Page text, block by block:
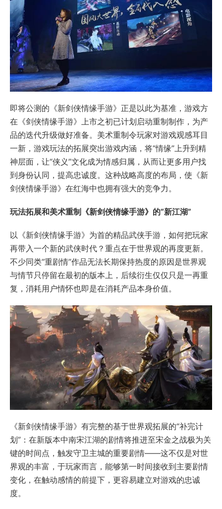
即将公测的《新剑侠情缘手游》正是以此为基准，游戏方
在《剑侠情缘手游》上市之初已计划启动重制制作，为产
品的迭代升级做好准备。美术重制令玩家对游戏观感耳目
一新，游戏玩法的拓展突出游戏内涵，将“情缘”上升到精
神层面，让“侠义”文化成为情感归属，从而让更多用户找
到身份认同，提高忠诚度。这种战略高度的布局，使《新
剑侠情缘手游》在红海中也拥有强大的竞争力。
玩法拓展和美术重制《新剑侠情缘手游》的“新江湖”
以《新剑侠情缘手游》为首的精品武侠手游，如何把玩家
再带入一个新的武侠时代？重点在于世界观的再度更新。
不少同类“重剧情”作品无法长期保持热度的原因是世界观
与情节只停留在最初的版本上，后续衍生仅仅只是一再重
复，消耗用户情怀也即是在消耗产品本身价值。
《新剑侠情缘手游》有完整的基于世界观拓展的“补完计
划”：在新版本中南宋江湖的剧情将推进至宋金之战极为关
键的时间点，触发守卫主城的重要剧情——这不仅是对世
界观的丰富，于玩家而言，能够第一时间接收到主要剧情
变化，在触动感情的前提下，更容易建立对游戏的忠诚
度。